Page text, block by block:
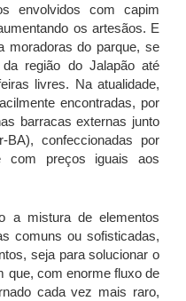
envolvidos com capim
os artesãos. E
moradoras do parque, se
região do Jalapão até
livres. Na atualidade,
encontradas, por
barracas externas junto
BA), confeccionadas por
com preços iguais aos
a mistura de elementos
comuns ou sofisticadas,
seja para solucionar o
que, com enorme fluxo de
cada vez mais raro,